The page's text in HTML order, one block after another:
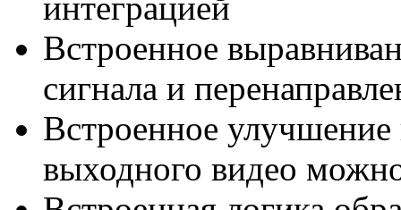
интеграцией
Встроенное
сигнала и
Встроенное улучшение
выходного видео